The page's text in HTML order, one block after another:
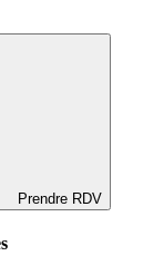
Prendre RDV